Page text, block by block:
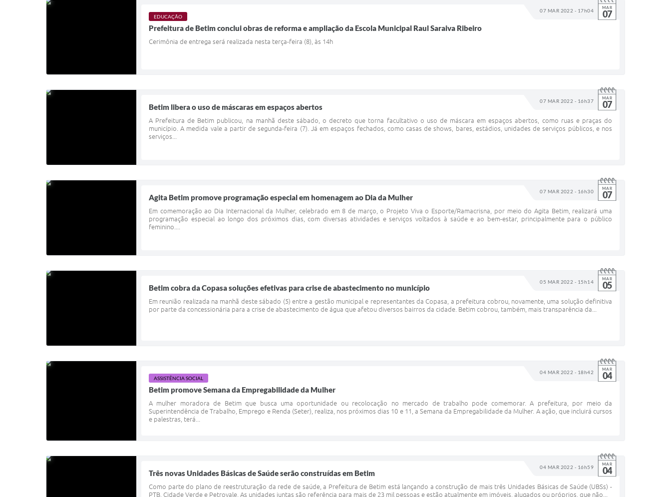
07 MAR 2022 - 17h04 MAR
07
EDUCAÇÃO
Prefeitura de Betim conclui obras de reforma e ampliação da Escola Municipal Raul Saraiva Ribeiro
Cerimônia de entrega será realizada nesta terça-feira (8), às 14h
07 MAR 2022 - 16h37 MAR
07
Betim libera o uso de máscaras em espaços abertos
A Prefeitura de Betim publicou, na manhã deste sábado, o decreto que torna facultativo o uso de máscara em espaços abertos, como ruas e praças do
município. A medida vale a partir de segunda-feira (7). Já em espaços fechados, como casas de shows, bares, estádios, unidades de serviços públicos, e nos
serviços...
07 MAR 2022 - 16h30 MAR
07
Agita Betim promove programação especial em homenagem ao Dia da Mulher
Em comemoração ao Dia Internacional da Mulher, celebrado em 8 de março, o Projeto Viva o Esporte/Ramacrisna, por meio do Agita Betim, realizará uma
programação especial ao longo dos próximos dias, com diversas atividades e serviços voltados à saúde e ao bem-estar, principalmente para o público
feminino....
05 MAR 2022 - 15h14 MAR
05
Betim cobra da Copasa soluções efetivas para crise de abastecimento no município
Em reunião realizada na manhã deste sábado (5) entre a gestão municipal e representantes da Copasa, a prefeitura cobrou, novamente, uma solução definitiva
por parte da concessionária para a crise de abastecimento de água que afetou diversos bairros da cidade. Betim cobrou, também, mais transparência da...
04 MAR 2022 - 18h42 MAR
04
ASSISTÊNCIA SOCIAL
Betim promove Semana da Empregabilidade da Mulher
A mulher moradora de Betim que busca uma oportunidade ou recolocação no mercado de trabalho pode comemorar. A prefeitura, por meio da
Superintendência de Trabalho, Emprego e Renda (Seter), realiza, nos próximos dias 10 e 11, a Semana da Empregabilidade da Mulher. A ação, que incluirá cursos
e palestras, terá...
04 MAR 2022 - 16h59 MAR
04
Três novas Unidades Básicas de Saúde serão construídas em Betim
Como parte do plano de reestruturação da rede de saúde, a Prefeitura de Betim está lançando a construção de mais três Unidades Básicas de Saúde (UBSs) -
PTB, Cidade Verde e Petrovale. As unidades juntas são referência para mais de 23 mil pessoas e estão atualmente em imóveis, alugados ou próprios, que não...